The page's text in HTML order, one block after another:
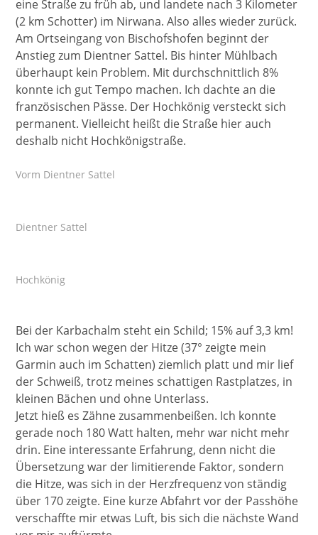
eine Straße zu früh ab, und landete nach 3 Kilometer
(2 km Schotter) im Nirwana. Also alles wieder zurück.
Am Ortseingang von Bischofshofen beginnt der
Anstieg zum Dientner Sattel. Bis hinter Mühlbach
überhaupt kein Problem. Mit durchschnittlich 8%
konnte ich gut Tempo machen. Ich dachte an die
französischen Pässe. Der Hochkönig versteckt sich
permanent. Vielleicht heißt die Straße hier auch
deshalb nicht Hochkönigstraße.
Vorm Dientner Sattel
Dientner Sattel
Hochkönig
Bei der Karbachalm steht ein Schild; 15% auf 3,3 km!
Ich war schon wegen der Hitze (37° zeigte mein
Garmin auch im Schatten) ziemlich platt und mir lief
der Schweiß, trotz meines schattigen Rastplatzes, in
kleinen Bächen und ohne Unterlass.
Jetzt hieß es Zähne zusammenbeißen. Ich konnte
gerade noch 180 Watt halten, mehr war nicht mehr
drin. Eine interessante Erfahrung, denn nicht die
Übersetzung war der limitierende Faktor, sondern
die Hitze, was sich in der Herzfrequenz von ständig
über 170 zeigte. Eine kurze Abfahrt vor der Passhöhe
verschaffte mir etwas Luft, bis sich die nächste Wand